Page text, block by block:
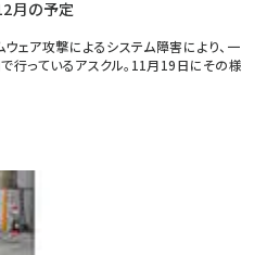
月の予定
ェア攻撃によるシステム障害により、一
行っているアスクル。11月19日にその様